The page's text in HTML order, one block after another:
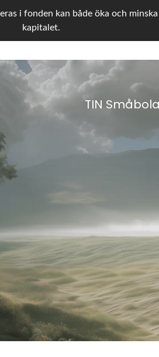
i fonden kan både öka och
kapitalet.
TIN